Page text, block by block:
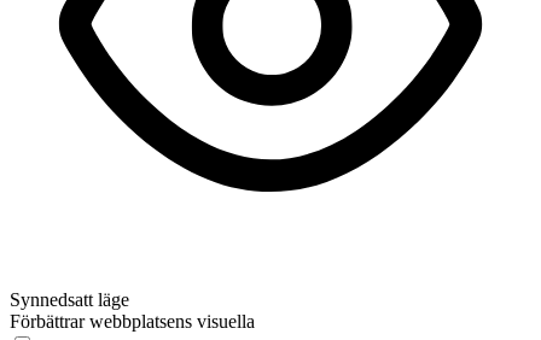
Synnedsatt läge
Förbättrar webbplatsens visuella